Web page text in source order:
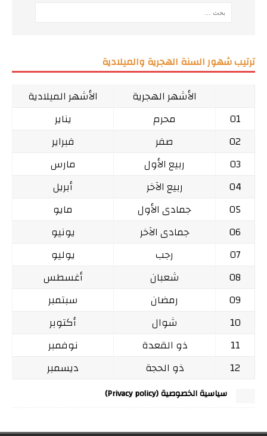
ترتيب شهور السنة الهجرية والميلادية
الأشهر الهجرية
الأشهر الميلادية
01
محرم
يناير
02
صفر
فبراير
03
ربيع الأول
مارس
04
ربيع الآخر
أبريل
05
جمادى الأول
مايو
06
جمادى الآخر
يونيو
07
رجب
يوليو
08
شعبان
أغسطس
09
رمضان
سبتمبر
10
شوال
أكتوبر
11
ذو القعدة
نوفمبر
12
ذو الحجة ديسمبر
سياسية الخصوصية (Privacy policy)